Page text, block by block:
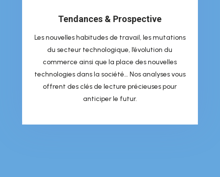
Tendances & Prospective
Les nouvelles habitudes de travail, les mutations
du secteur technologique, l’évolution du
commerce ainsi que la place des nouvelles
technologies dans la société… Nos analyses vous
offrent des clés de lecture précieuses pour
anticiper le futur.